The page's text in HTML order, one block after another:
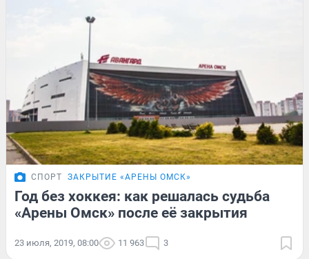
СПОРТ ЗАКРЫТИЕ «АРЕНЫ ОМСК»
Год без хоккея: как решалась судьба
«Арены Омск» после её закрытия
23 июля, 2019, 08:00 11 963 3